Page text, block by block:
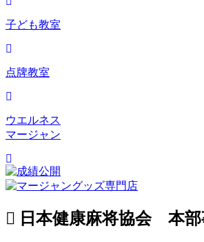
子ども教室
点牌教室
ウエルネス
マージャン
日本健康麻将協会 本部